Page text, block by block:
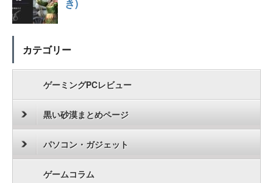
カテゴリー
ゲーミングPCレビュー
黒い砂漠まとめページ
パソコン・ガジェット
ゲームコラム